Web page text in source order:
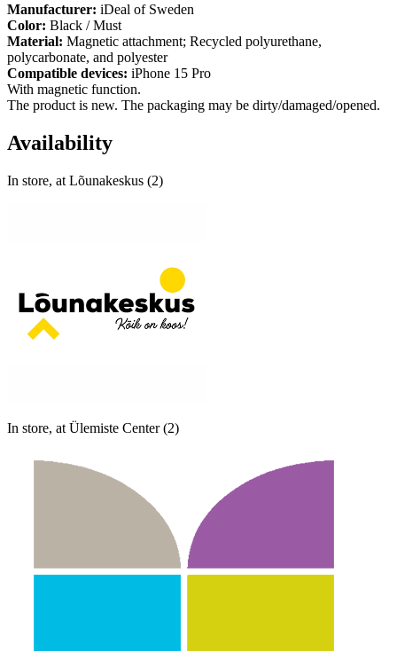
Manufacturer: iDeal of Sweden
Color: Black / Must
Material: Magnetic attachment; Recycled polyurethane,
polycarbonate, and polyester
Compatible devices: iPhone 15 Pro
With magnetic function.
The product is new. The packaging may be dirty/damaged/opened.
Availability
In store, at Lõunakeskus (2)
In store, at Ülemiste Center (2)